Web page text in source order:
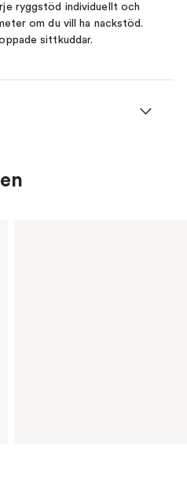
ryggstöd individuellt och
om du vill ha nackstöd.
sittkuddar.